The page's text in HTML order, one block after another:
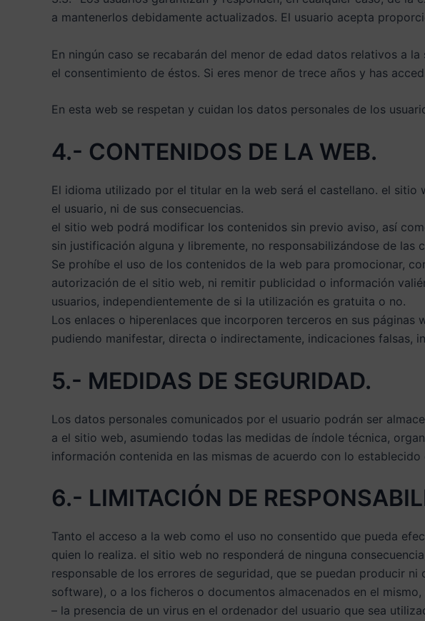
a mantenerlos debidamente actualizados. El usuario acepta
En ningún caso se recabarán del menor de edad datos relativos a
el consentimiento de éstos. Si eres menor de trece años y has
En esta web se respetan y cuidan los datos personales de los
4.- CONTENIDOS DE LA WEB.
El idioma utilizado por el titular en la web será el castellano. el
el usuario, ni de sus consecuencias.
el sitio web podrá modificar los contenidos sin previo aviso, así
sin justificación alguna y libremente, no responsabilizándose de las
Se prohíbe el uso de los contenidos de la web para promocionar,
autorización de el sitio web, ni remitir publicidad o información
usuarios, independientemente de si la utilización es gratuita o no.
Los enlaces o hiperenlaces que incorporen terceros en sus
pudiendo manifestar, directa o indirectamente, indicaciones falsas,
5.- MEDIDAS DE SEGURIDAD.
Los datos personales comunicados por el usuario podrán ser
a el sitio web, asumiendo todas las medidas de índole técnica,
información contenida en las mismas de acuerdo con lo
6.- LIMITACIÓN DE
Tanto el acceso a la web como el uso no consentido que pueda
quien lo realiza. el sitio web no responderá de ninguna
responsable de los errores de seguridad, que se puedan producir
software), o a los ficheros o documentos almacenados en el
– la presencia de un virus en el ordenador del usuario que sea